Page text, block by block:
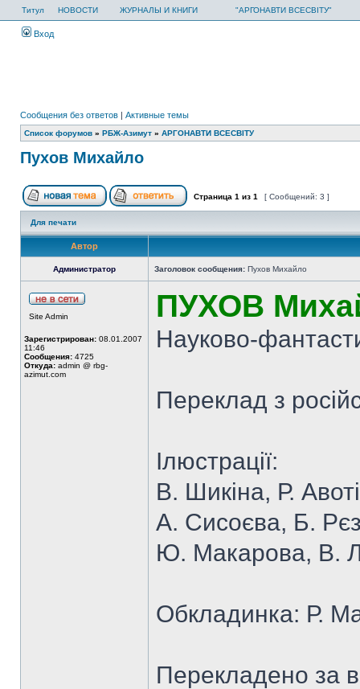
Титул НОВОСТИ ЖУРНАЛЫ И КНИГИ "АРГОНАВТИ ВСЕСВІТУ"
Вход
Сообщения без ответов | Активные темы
Список форумов » РБЖ-Азимут » АРГОНАВТИ ВСЕСВIТУ
Пухов Михайло
Страница 1 из 1 [ Сообщений: 3 ]
Для печати
Автор
Администратор Заголовок сообщения: Пухов Михайло
Site Admin
Зарегистрирован: 08.01.2007
11:46
Сообщения: 4725
Откуда: admin @ rbg-
azimut.com
ПУХОВ
Науково-
Переклад з
Ілюстрації:
В. Шикіна, Р.
А. Сисоєва, Б.
Ю. Макарова, В.
Обкладинка: Р.
Перекладено за